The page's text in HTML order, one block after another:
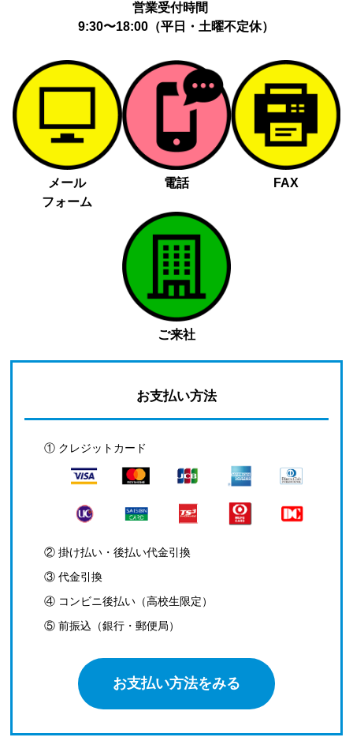
営業受付時間
9:30〜18:00（平日・土曜不定休）
メール
フォーム
電話 FAX
ご来社
お支払い方法
① クレジットカード
② 掛け払い・後払い代金引換
③ 代金引換
④ コンビニ後払い（高校生限定）
⑤ 前振込（銀行・郵便局）
お支払い方法をみる